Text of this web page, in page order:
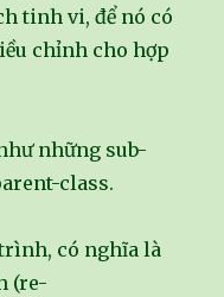
tinh vi, để nó có
chỉnh cho hợp
những sub-
class.
có nghĩa là
(re-